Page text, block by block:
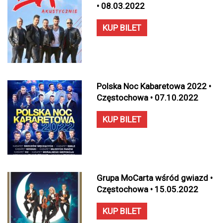
• 08.03.2022
KUP BILET
Polska Noc Kabaretowa 2022 •
Częstochowa • 07.10.2022
KUP BILET
Grupa MoCarta wśród gwiazd •
Częstochowa • 15.05.2022
KUP BILET